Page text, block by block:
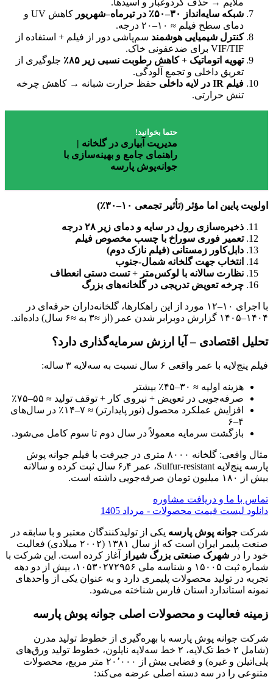
شبکه سایه‌انداز ۳۰–۵۰٪ در تیرماه–شهریور
کاهش UV و
دمای سطح فیلم ≈ ۱۰–۲۰ درجه.
کنترل شیمیایی هوشمند سم‌پاشی دور از فیلم + استفاده از
VIF/TIF برای ضدعفونی خاک.
تهویه اتوماتیک + کاهش رطوبت نسبی زیر ۸۵٪
جلوگیری از
تعریق داخلی و تجمع آلودگی.
فیلم IR در لایه داخلی
حفظ حرارت شبانه → کاهش چرخه
تنش حرارتی.
حتما بخوانید!
مدیریت آبیاری در گلخانه |
راهنمای جامع و بهینه‌سازی با
جوانه‌پوش پارسه
اولویت پایین اما مؤثر (تأثیر تجمعی ۱۰–۳۰٪)
ذخیره‌سازی رول در سایه و دمای زیر ۲۸ درجه
تعمیر فوری سوراخ با چسب مخصوص فیلم
دابل‌کاور زمستانی (فیلم نازک دوم)
انتخاب جهت گلخانه شمال-جنوب
نظارت سالانه با لوکس‌متر + تست دستی انعطاف
چرخه تعویض تدریجی در گلخانه‌های بزرگ
با اجرای ۱۰–۱۲ مورد از این راهکارها، گلخانه‌داران حرفه‌ای در
۱۴۰۴–۱۴۰۵ گزارش دوبرابر شدن عمر (از ≈۳ به ≈۶ سال) داده‌اند.
تحلیل اقتصادی – آیا ارزش سرمایه‌گذاری دارد؟
فیلم پنج‌لایه با عمر واقعی ۶ سال نسبت به سه‌لایه ۳ ساله:
هزینه اولیه ≈ ۳۰–۴۵٪ بیشتر
صرفه‌جویی در تعویض + نیروی کار + توقف تولید ≈ ۵۵–۷۵٪
افزایش عملکرد محصول (نور پایدارتر) ≈ ۷–۱۴٪ در سال‌های
۴–۶
بازگشت سرمایه معمولاً در سال دوم تا سوم کامل می‌شود.
مثال واقعی: گلخانه ۸۰۰۰ متری در جیرفت با فیلم جوانه پوش
پارسه پنج‌لایه Sulfur-resistant، عمر ۶٫۴ سال ثبت کرده و سالانه
بیش از ۱۸۰ میلیون تومان صرفه‌جویی داشته است.
تماس با ما و دریافت مشاوره
دانلود لیست قیمت محصولات - مرداد 1405
شرکت جوانه پوش پارسه یکی از تولیدکنندگان معتبر و با سابقه در
صنعت پلیمر ایران است که از سال ۱۳۸۱ (۲۰۰۲ میلادی) فعالیت
خود را در شهرک صنعتی بزرگ شیراز
آغاز کرده است. این شرکت با
شماره ثبت ۱۵۰۰۵ و شناسه ملی ۱۰۵۳۰۲۷۲۹۵۶، بیش از دو دهه
تجربه در تولید محصولات پلیمری دارد و به عنوان یکی از واحدهای
نمونه استاندارد استان فارس شناخته می‌شود.
زمینه فعالیت و محصولات اصلی جوانه پوش پارسه
شرکت جوانه پوش پارسه با بهره‌گیری از خطوط تولید مدرن
(شامل ۲ خط تک‌لایه، ۲ خط سه‌لایه نایلون، خطوط تولید ورق‌های
پلی‌اتیلن و غیره) و فضایی بیش از ۲۰٬۰۰۰ متر مربع، محصولات
متنوعی را در سه دسته اصلی عرضه می‌کند: